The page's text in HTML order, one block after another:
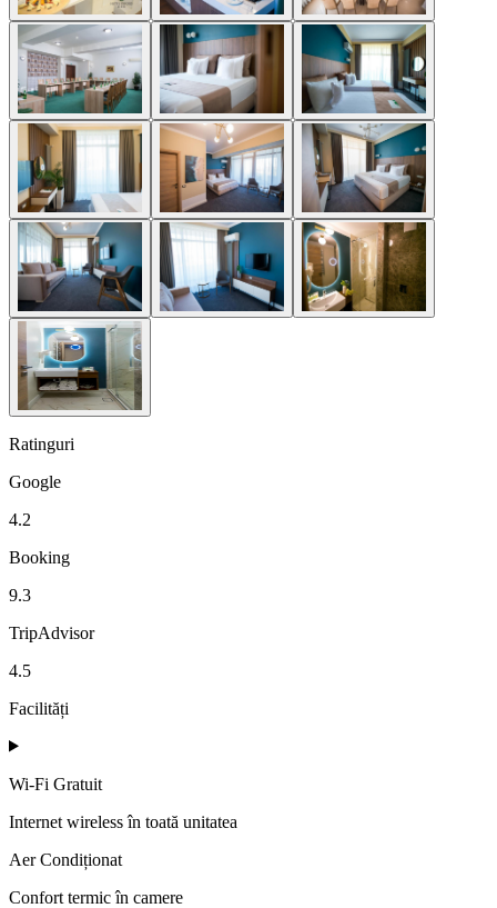
Ratinguri
Google
4.2
Booking
9.3
TripAdvisor
4.5
Facilități
Wi-Fi Gratuit
Internet wireless în toată unitatea
Aer Condiționat
Confort termic în camere